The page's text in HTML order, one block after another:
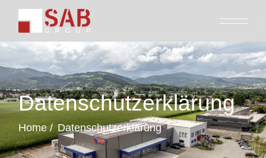
Datenschutzerklärung
Home Datenschutzerklärung